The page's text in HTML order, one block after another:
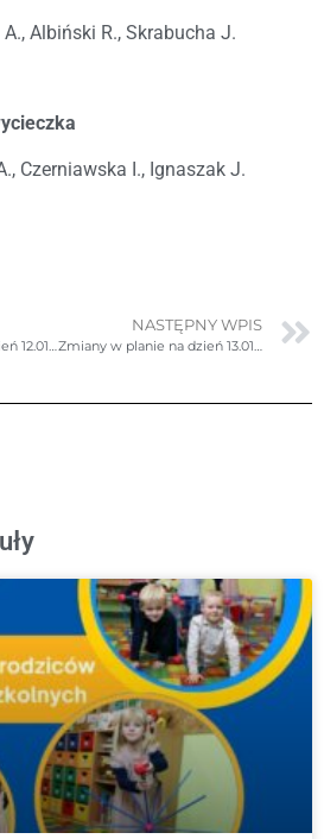
Albiński R., Skrabucha J.
Czerniawska I., Ignaszak J.
Zmiany w planie na dzień 12.01.2023r. czwartek
NASTĘPNY WPIS
Zmiany w planie na dzień 13.01.2023r. piątek